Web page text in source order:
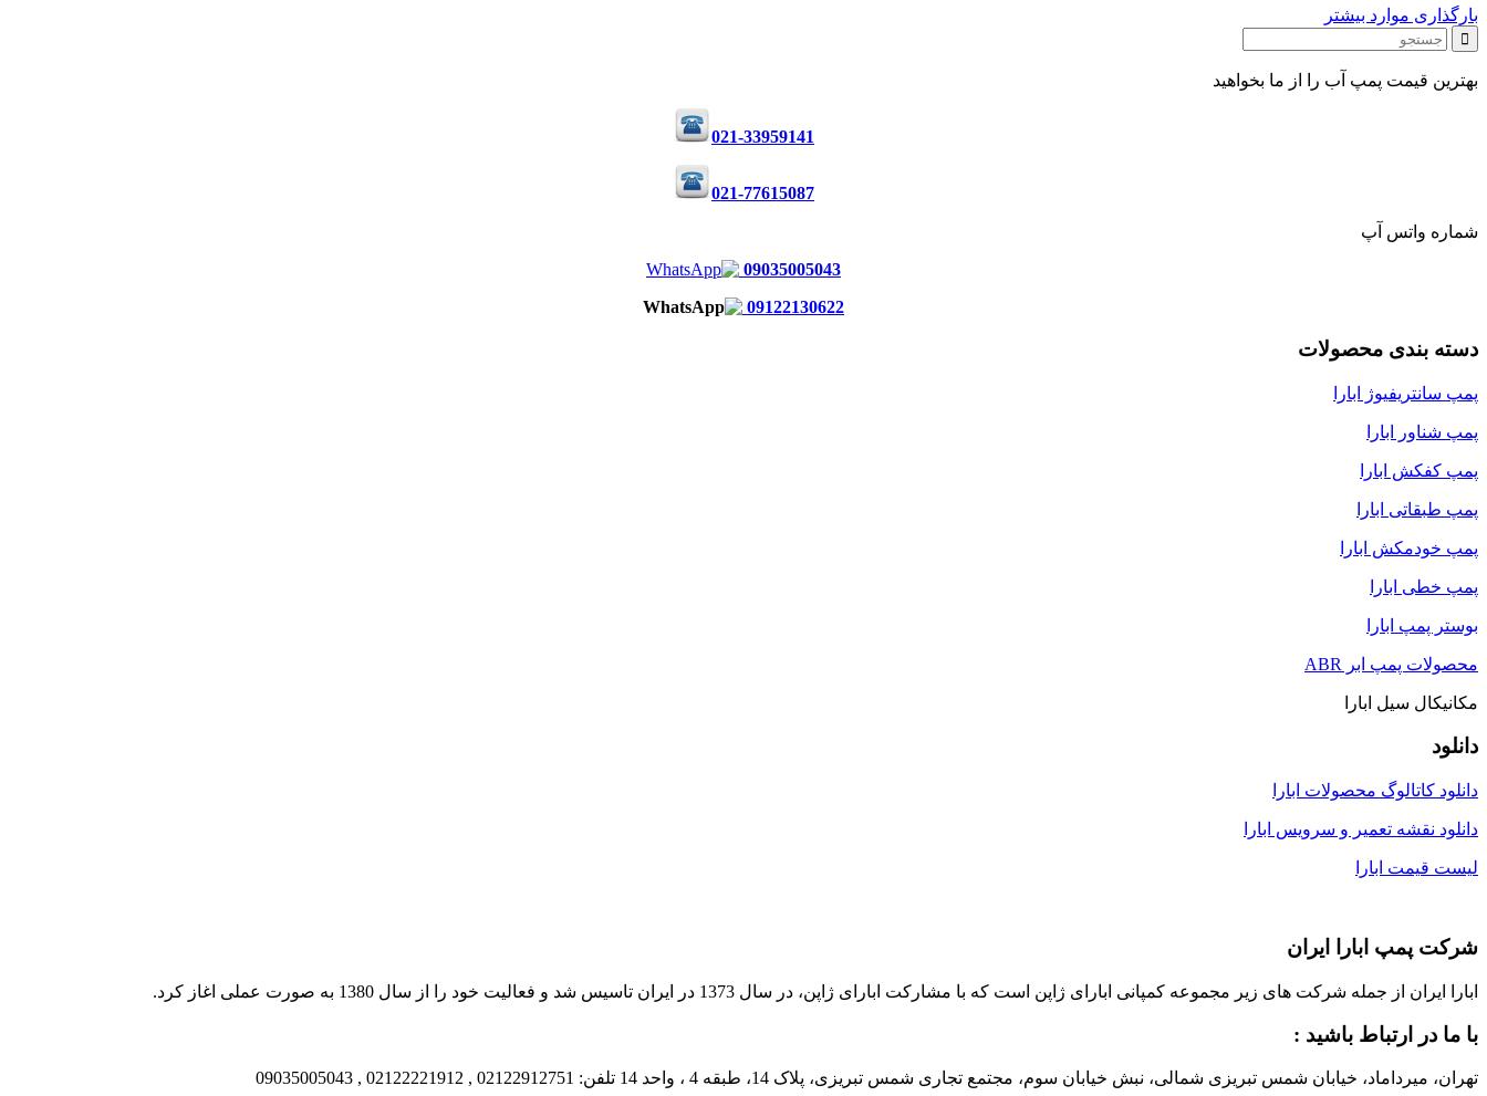
بارگذاری موارد بیشتر
بهترین قیمت پمپ آب را از ما بخواهید
021-33959141
021-77615087
شماره واتس آپ
09035005043
09122130622
دسته بندی محصولات
پمپ سانتریفیوژ ابارا
پمپ شناور ابارا
پمپ کفکش ابارا
پمپ طبقاتی ابارا
پمپ خودمکش ابارا
پمپ خطی ابارا
بوستر پمپ ابارا
محصولات پمپ ابر ABR
مکانیکال سیل ابارا
دانلود
دانلود کاتالوگ محصولات ابارا
دانلود نقشه تعمیر و سرویس ابارا
لیست قیمت ابارا
شرکت پمپ ابارا ایران
ابارا ایران از جمله شرکت های زیر مجموعه کمپانی ابارای ژاپن است که با مشارکت ابارای ژاپن، در سال 1373 در ایران تاسیس شد و فعالیت خود را از سال 1380 به صورت عملی اغاز کرد.
با ما در ارتباط باشید :
تهران، میرداماد، خیابان شمس تبریزی شمالی، نبش خیابان سوم، مجتمع تجاری شمس تبریزی، پلاک 14، طبقه 4 ، واحد 14 تلفن: 02122912751 , 02122221912 , 09035005043